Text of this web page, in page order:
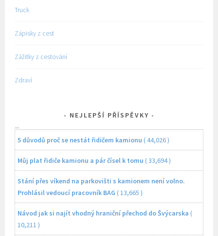
Truck
Zápisky z cest
Zážitky z cestování
Zdraví
NEJLEPŠÍ PŘÍSPĚVKY
5 důvodů proč se nestát řidičem kamionu ( 44,026 )
Můj plat řidiče kamionu a pár čísel k tomu ( 33,694 )
Stání přes víkend na parkovišti s kamionem není volno.
Prohlásil vedoucí pracovník BAG ( 13,665 )
Návod jak si najít vhodný hraniční přechod do Švýcarska (
10,211 )